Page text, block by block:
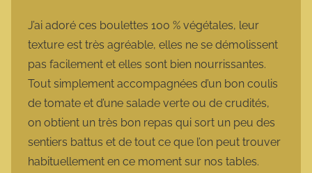
J’ai adoré ces boulettes 100 % végétales, leur
texture est très agréable, elles ne se démolissent
pas facilement et elles sont bien nourrissantes.
Tout simplement accompagnées d’un bon coulis
de tomate et d’une salade verte ou de crudités,
on obtient un très bon repas qui sort un peu des
sentiers battus et de tout ce que l’on peut trouver
habituellement en ce moment sur nos tables.